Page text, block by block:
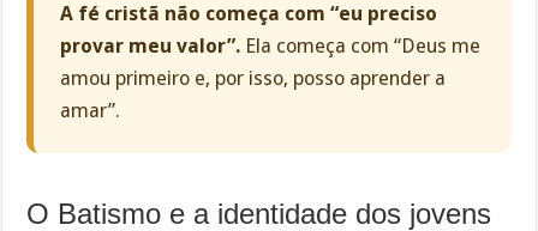
A fé cristã não começa com “eu preciso
provar meu valor”. Ela começa com “Deus me
amou primeiro e, por isso, posso aprender a
amar”.
O Batismo e a identidade dos jovens